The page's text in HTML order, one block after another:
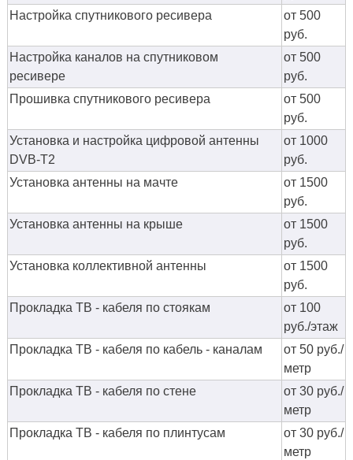
Настройка спутникового ресивера
от 500
руб.
Настройка каналов на спутниковом
ресивере
от 500
руб.
Прошивка спутникового ресивера
от 500
руб.
Установка и настройка цифровой антенны
DVB-T2
от 1000
руб.
Установка антенны на мачте
от 1500
руб.
Установка антенны на крыше
от 1500
руб.
Установка коллективной антенны
от 1500
руб.
Прокладка ТВ - кабеля по стоякам
от 100
руб./этаж
Прокладка ТВ - кабеля по кабель - каналам
от 50 руб./
метр
Прокладка ТВ - кабеля по стене
от 30 руб./
метр
Прокладка ТВ - кабеля по плинтусам
от 30 руб./
метр